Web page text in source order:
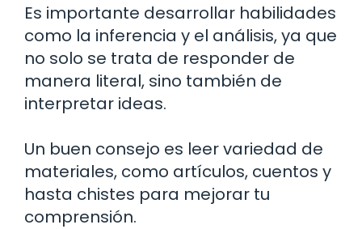
Es importante desarrollar habilidades
como la inferencia y el análisis, ya que
no solo se trata de responder de
manera literal, sino también de
interpretar ideas.
Un buen consejo es leer variedad de
materiales, como artículos, cuentos y
hasta chistes para mejorar tu
comprensión.